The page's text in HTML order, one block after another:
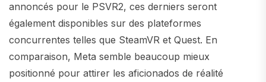
annoncés pour le PSVR2, ces derniers seront
également disponibles sur des plateformes
concurrentes telles que SteamVR et Quest. En
comparaison, Meta semble beaucoup mieux
positionné pour attirer les aficionados de réalité